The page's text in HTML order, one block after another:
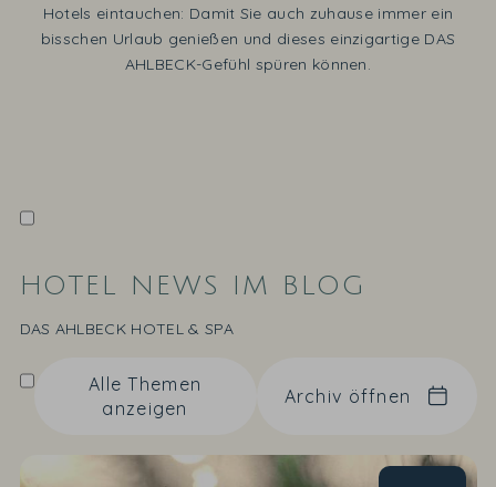
Hotels eintauchen: Damit Sie auch zuhause immer ein
bisschen Urlaub genießen und dieses einzigartige DAS
AHLBECK-Gefühl spüren können.
HOTEL NEWS IM BLOG
DAS AHLBECK HOTEL & SPA
Alle Themen
anzeigen
Archiv öffnen